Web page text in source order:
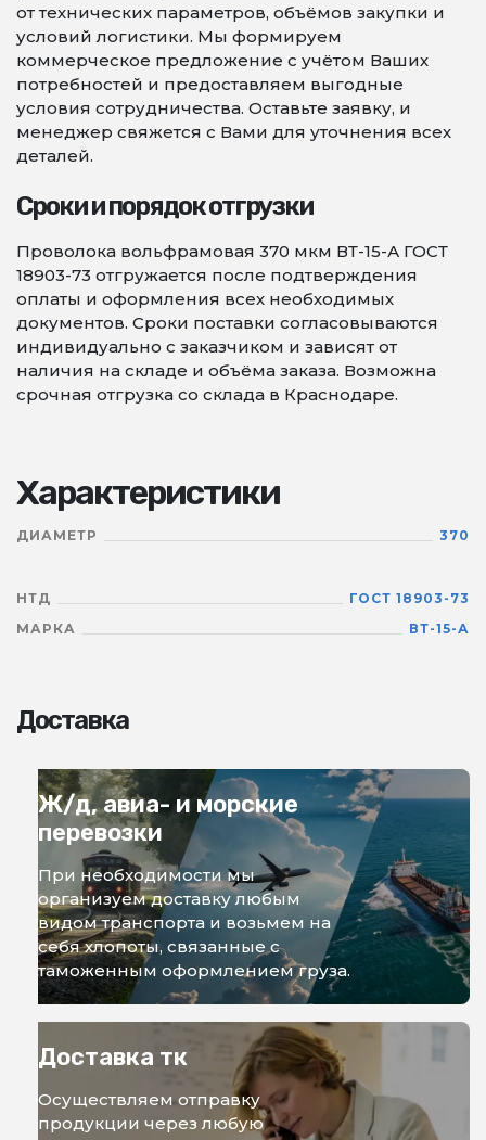
от технических параметров, объёмов закупки и
условий логистики. Мы формируем
коммерческое предложение с учётом Ваших
потребностей и предоставляем выгодные
условия сотрудничества. Оставьте заявку, и
менеджер свяжется с Вами для уточнения всех
деталей.
Сроки и порядок отгрузки
Проволока вольфрамовая 370 мкм ВТ-15-А ГОСТ
18903-73 отгружается после подтверждения
оплаты и оформления всех необходимых
документов. Сроки поставки согласовываются
индивидуально с заказчиком и зависят от
наличия на складе и объёма заказа. Возможна
срочная отгрузка со склада в Краснодаре.
Характеристики
ДИАМЕТР 370
НТД
ГОСТ 18903-73
МАРКА
ВТ-15-А
Доставка
Ж/д, авиа- и морские
перевозки
При необходимости мы
организуем доставку любым
видом транспорта и возьмем на
себя хлопоты, связанные с
таможенным оформлением груза.
Доставка тк
Осуществляем отправку
продукции через любую